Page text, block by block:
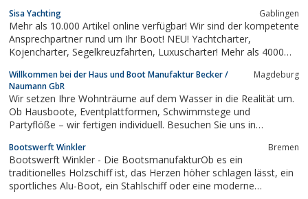
Sisa Yachting Gablingen
Mehr als 10.000 Artikel online verfügbar! Wir sind der kompetente
Ansprechpartner rund um Ihr Boot! NEU! Yachtcharter,
Kojencharter, Segelkreuzfahrten, Luxuscharter! Mehr als 4000
Willkommen bei der Haus und Boot Manufaktur Becker /
Naumann GbR
Magdeburg
Wir setzen Ihre Wohnträume auf dem Wasser in die Realität um.
Ob Hausboote, Eventplattformen, Schwimmstege und
Partyflöße – wir fertigen individuell. Besuchen Sie uns in
Bootswerft Winkler Bremen
Bootswerft Winkler - Die BootsmanufakturOb es ein
traditionelles Holzschiff ist, das Herzen höher schlagen lässt, ein
sportliches Alu-Boot, ein Stahlschiff oder eine moderne